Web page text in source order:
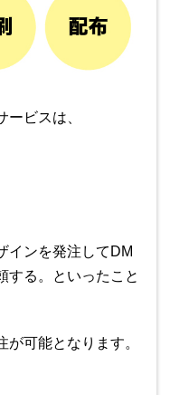
ビスは、
インを発注してDM
する。といったこと
可能となります。